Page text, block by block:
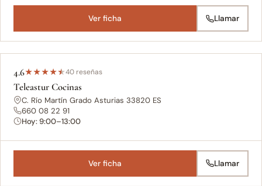
Ver ficha Llamar
4.6★★★★★40 reseñas
Teleastur Cocinas
C. Río Martín Grado Asturias 33820 ES
660 08 22 91
Hoy: 9:00–13:00
Ver ficha Llamar